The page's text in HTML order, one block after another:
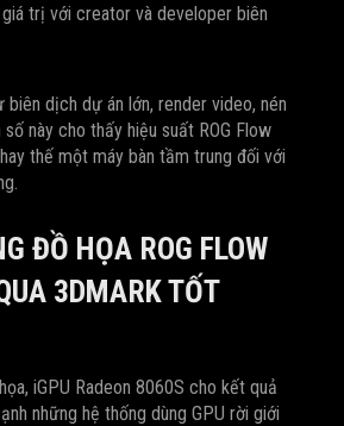
trị với creator và developer biên
dịch dự án lớn, render video, nén
này cho thấy hiệu suất ROG Flow
thế một máy bàn tầm trung đối với
ĐỒ HỌA ROG FLOW
3DMARK TỐT
iGPU Radeon 8060S cho kết quả
những hệ thống dùng GPU rời giới